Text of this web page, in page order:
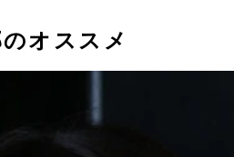
オススメ